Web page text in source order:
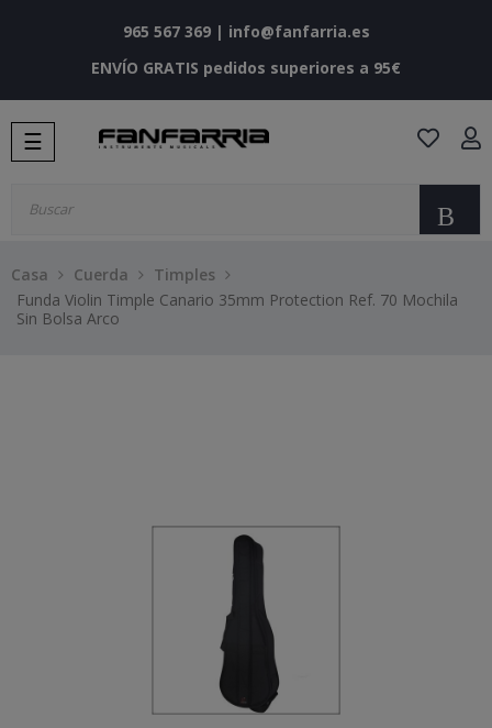
965 567 369| info@fanfarria.es
ENVÍO GRATIS pedidos superiores a 95€
Navegación
de
☰
Casa Cuerda
Timples
Funda Violin Timple Canario 35mm Protection Ref. 70 Mochila
Sin Bolsa Arco